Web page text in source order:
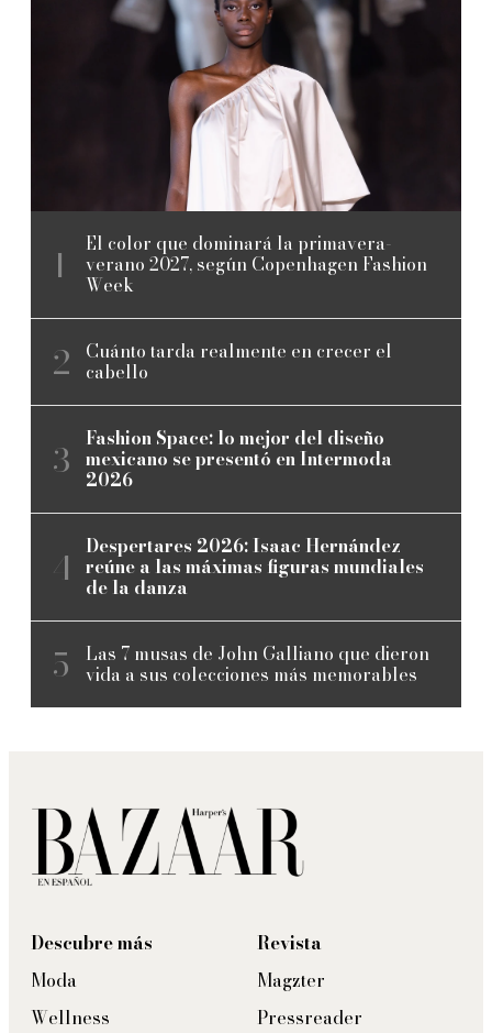
El color que dominará la primavera-
verano 2027, según Copenhagen Fashion
Week
Cuánto tarda realmente en crecer el
cabello
Fashion Space: lo mejor del diseño
mexicano se presentó en Intermoda
2026
Despertares 2026: Isaac Hernández
reúne a las máximas figuras mundiales
de la danza
Las 7 musas de John Galliano que dieron
vida a sus colecciones más memorables
Descubre más
Moda
Wellness
Revista
Magzter
Pressreader